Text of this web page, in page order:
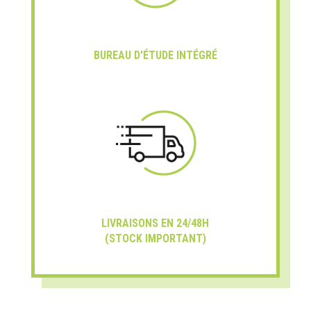
BUREAU D'ÉTUDE INTÉGRÉ
LIVRAISONS EN 24/48H
(STOCK IMPORTANT)